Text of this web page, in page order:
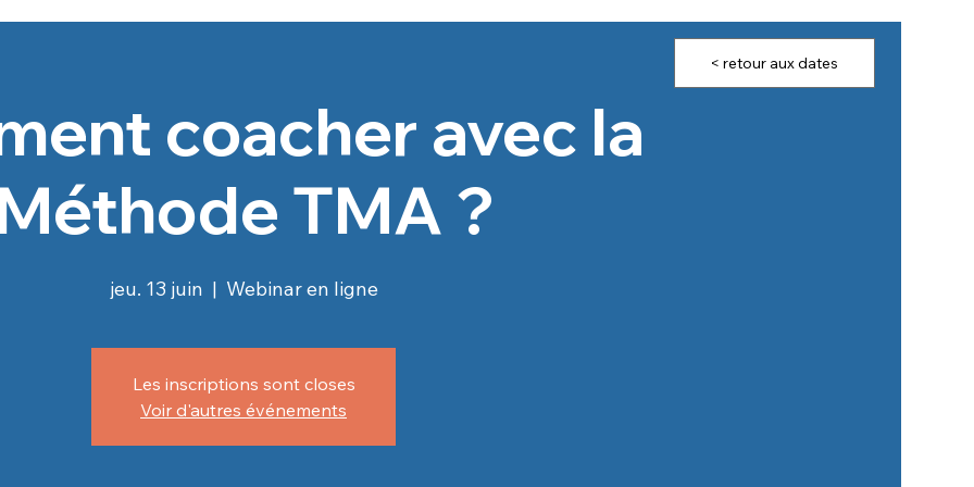
coacher avec la
TMA ?
jeu. 13 juin
  |
Webinar en ligne
Les inscriptions sont closes
Voir d'autres événements
< retour aux dates